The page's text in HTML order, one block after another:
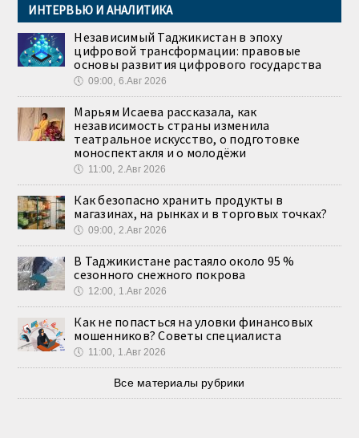
ИНТЕРВЬЮ И АНАЛИТИКА
Независимый Таджикистан в эпоху
цифровой трансформации: правовые
основы развития цифрового государства
🕔 09:00, 6.Авг 2026
Марьям Исаева рассказала, как
независимость страны изменила
театральное искусство, о подготовке
моноспектакля и о молодёжи
🕔 11:00, 2.Авг 2026
Как безопасно хранить продукты в
магазинах, на рынках и в торговых точках?
🕔 09:00, 2.Авг 2026
В Таджикистане растаяло около 95 %
сезонного снежного покрова
🕔 12:00, 1.Авг 2026
Как не попасться на уловки финансовых
мошенников? Советы специалиста
🕔 11:00, 1.Авг 2026
Все материалы рубрики